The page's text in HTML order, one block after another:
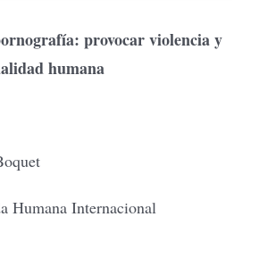
provocar violencia y
humana
Humana Internacional